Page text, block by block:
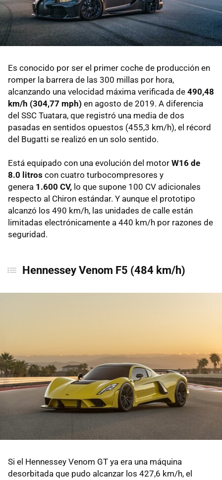
Es conocido por ser el primer coche de producción en
romper la barrera de las 300 millas por hora,
alcanzando una velocidad máxima verificada de 490,48
km/h (304,77 mph) en agosto de 2019. A diferencia
del SSC Tuatara, que registró una media de dos
pasadas en sentidos opuestos (455,3 km/h), el récord
del Bugatti se realizó en un solo sentido.
Está equipado con una evolución del motor W16 de
8.0 litros con cuatro turbocompresores y
genera 1.600 CV, lo que supone 100 CV adicionales
respecto al Chiron estándar. Y aunque el prototipo
alcanzó los 490 km/h, las unidades de calle están
limitadas electrónicamente a 440 km/h por razones de
seguridad.
Hennessey Venom F5 (484 km/h)
Si el Hennessey Venom GT ya era una máquina
desorbitada que pudo alcanzar los 427,6 km/h, el